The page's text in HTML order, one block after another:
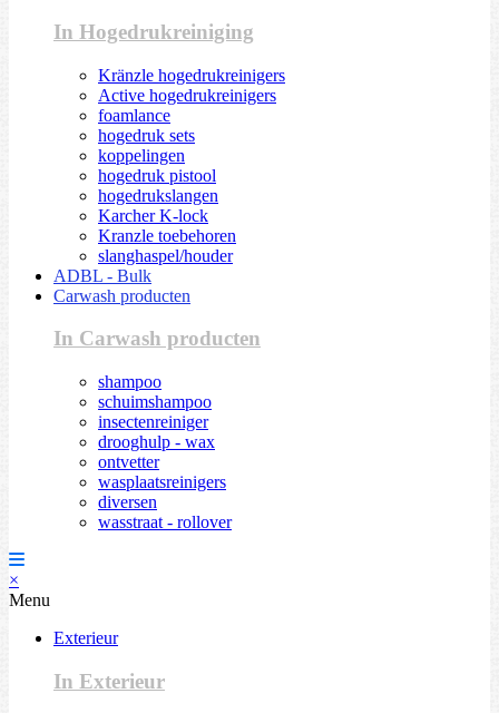
In Hogedrukreiniging
Kränzle hogedrukreinigers
Active hogedrukreinigers
foamlance
hogedruk sets
koppelingen
hogedruk pistool
hogedrukslangen
Karcher K-lock
Kranzle toebehoren
slanghaspel/houder
ADBL - Bulk
Carwash producten
In Carwash producten
shampoo
schuimshampoo
insectenreiniger
drooghulp - wax
ontvetter
wasplaatsreinigers
diversen
wasstraat - rollover
×
Menu
Exterieur
In Exterieur